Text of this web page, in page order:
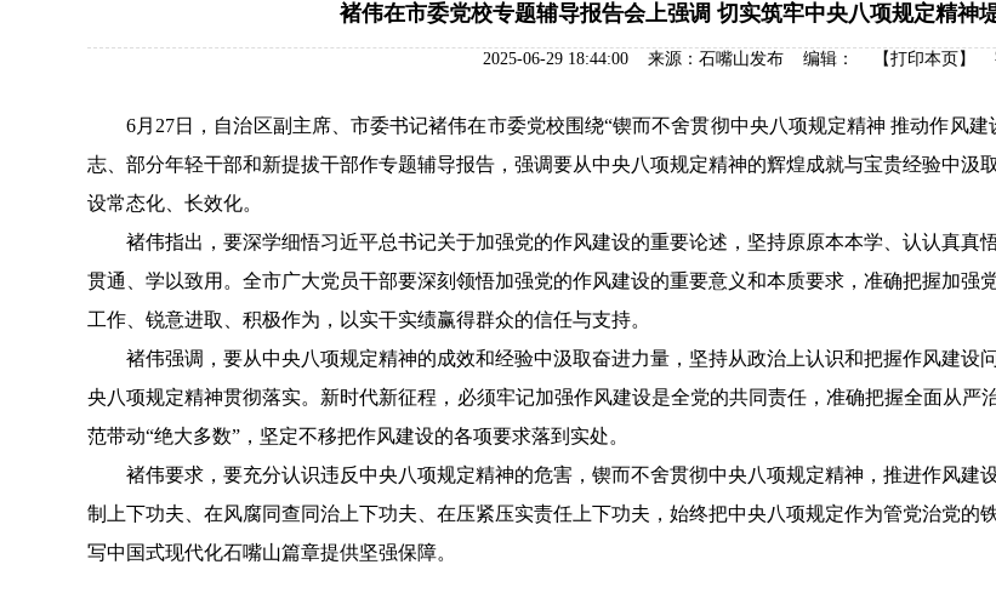
褚伟在市委党校专题辅导报告会上强调 切实筑牢中央八项规定精神
2025-06-29 18:44:00 来源：石嘴山发布 编辑： 【打印本页 】
6月27日，自治区副主席、市委书记褚伟在市委党校围绕“锲而不舍贯彻中央八项规定精神 推动作风
志、部分年轻干部和新提拔干部作专题辅导报告，强调要从中央八项规定精神的辉煌成就与宝贵经验中
设常态化、长效化。
褚伟指出，要深学细悟习近平总书记关于加强党的作风建设的重要论述，坚持原原本本学、认认真
贯通、学以致用。全市广大党员干部要深刻领悟加强党的作风建设的重要意义和本质要求，准确把握加
工作、锐意进取、积极作为，以实干实绩赢得群众的信任与支持。
褚伟强调，要从中央八项规定精神的成效和经验中汲取奋进力量，坚持从政治上认识和把握作风建设
央八项规定精神贯彻落实。新时代新征程，必须牢记加强作风建设是全党的共同责任，准确把握全面从严
范带动“绝大多数”，坚定不移把作风建设的各项要求落到实处。
褚伟要求，要充分认识违反中央八项规定精神的危害，锲而不舍贯彻中央八项规定精神，推进作风
制上下功夫、在风腐同查同治上下功夫、在压紧压实责任上下功夫，始终把中央八项规定作为管党治党
写中国式现代化石嘴山篇章提供坚强保障。